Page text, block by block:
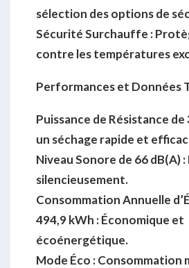
sélection des options de
Sécurité Surchauffe :
contre les températures
Performances et Données
Puissance de Résistance de
un séchage rapide et
Niveau Sonore de 66 dB(A) :
silencieusement.
Consommation Annuelle
494,9 kWh :Économique et
écoénergétique.
Mode Éco :Consommation